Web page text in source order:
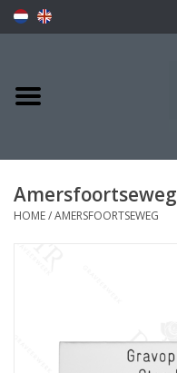
Amersfoortseweg
HOME/AMERSFOORTSEWEG